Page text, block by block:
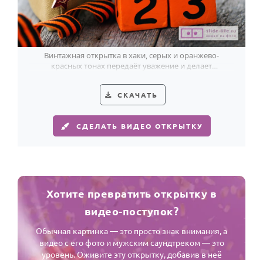
Винтажная открытка в хаки, серых и оранжево-
красных тонах передаёт уважение и делает
СКАЧАТЬ
СДЕЛАТЬ ВИДЕО ОТКРЫТКУ
Хотите превратить открытку в
видео-поступок?
Обычная картинка — это просто знак внимания, а
видео с его фото и мужским саундтреком — это
уровень. Оживите эту открытку, добавив в неё